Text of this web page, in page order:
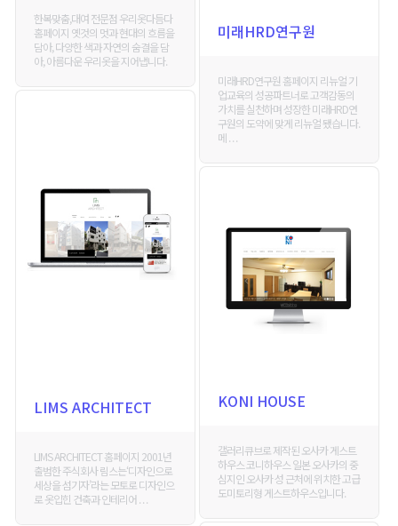
한복맞춤,대여 전문점 우리옷다듬다
홈페이지 옛것의 멋과 현대의 흐름을
담아, 다양한 색과 자연의 숨결을 담
아, 아름다운 우리옷을 지어냅니다.
미래HRD연구원
미래HRD연구원 홈페이지 리뉴얼 기
업교육의 성공파트너로 고객감동의
가치를 실천하며 성장한 미래HRD연
구원의 도약에 맞게 리뉴얼 됐습니다.
메 . . .
LIMS ARCHITECT
LIMS ARCHITECT 홈페이지 2001년
출범한 주식회사 림스는‘디자인으로
세상을 섬기자’라는 모토로 디자인으
로 옷입힌 건축과 인테리어 . . .
KONI HOUSE
갤러리큐브로 제작된 오사카 게스트
하우스 코니하우스 일본 오사카의 중
심지인 오사카 성 근처에 위치한 고급
도미토리형 게스트하우스입니다.